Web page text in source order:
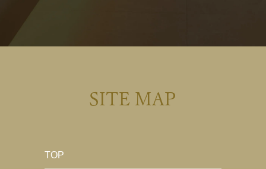
SITE MAP
TOP